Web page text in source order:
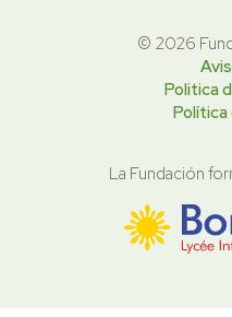
© 2026
Politica
La Fundación